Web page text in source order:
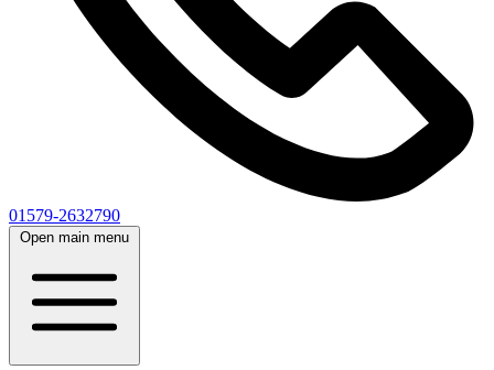
01579-2632790
Open main menu